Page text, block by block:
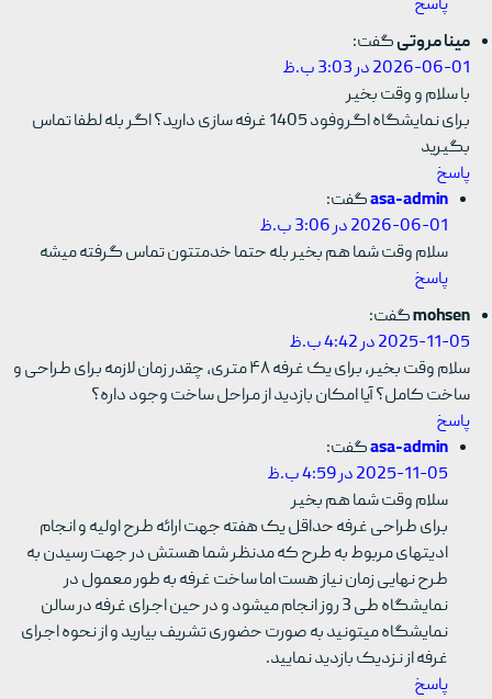
پاسخ
مینا مروتیگفت:
2026-06-01 در 3:03 ب.ظ
با سلام و وقت بخیر
برای نمایشگاه اگروفود 1405 غرفه سازی دارید؟ اگر بله لطفا تماس
بگیرید
پاسخ
asa-adminگفت:
2026-06-01 در 3:06 ب.ظ
سلام وقت شما هم بخیر بله حتما خدمتتون تماس گرفته میشه
پاسخ
mohsenگفت:
2025-11-05 در 4:42 ب.ظ
سلام وقت بخیر، برای یک غرفه ۴۸ متری، چقدر زمان لازمه برای طراحی و
ساخت کامل؟ آیا امکان بازدید از مراحل ساخت وجود داره؟
پاسخ
asa-adminگفت:
2025-11-05 در 4:59 ب.ظ
سلام وقت شما هم بخیر
برای طراحی غرفه حداقل یک هفته جهت ارائه طرح اولیه و انجام
ادیتهای مربوط به طرح که مدنظر شما هستش در جهت رسیدن به
طرح نهایی زمان نیاز هست اما ساخت غرفه به طور معمول در
نمایشگاه طی 3 روز انجام میشود و در حین اجرای غرفه در سالن
نمایشگاه میتونید به صورت حضوری تشریف بیارید و از نحوه اجرای
غرفه از نزدیک بازدید نمایید.
پاسخ